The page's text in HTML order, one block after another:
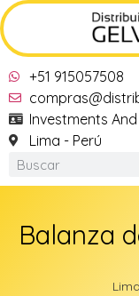
+51 915057508
Investments
Lima - Perú
Balanza